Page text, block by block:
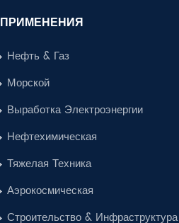
ПРИМЕНЕНИЯ
Нефть & Газ
Морской
Выработка Электроэнергии
Нефтехимическая
Тяжелая Техника
Аэрокосмическая
Строительство & Инфраструктура